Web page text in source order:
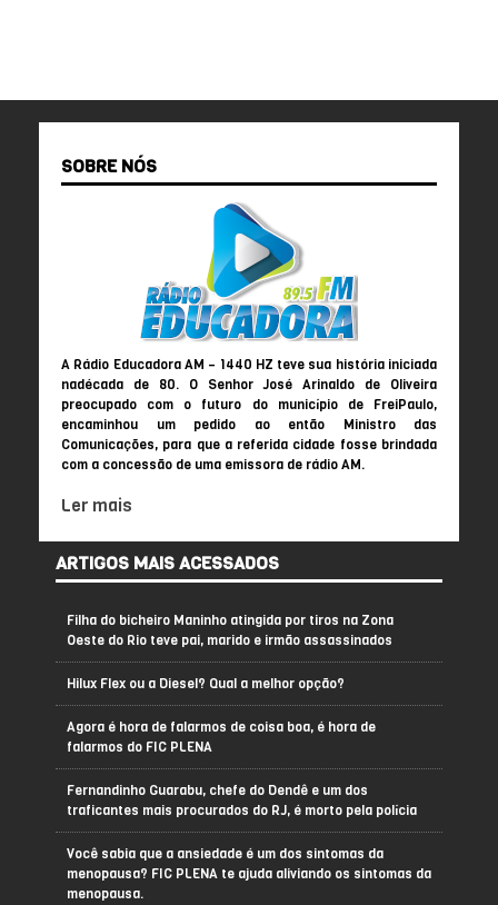
SOBRE NÓS
A Rádio Educadora AM – 1440 HZ teve sua história iniciada
nadécada de 80. O Senhor José Arinaldo de Oliveira
preocupado com o futuro do município de FreiPaulo,
encaminhou um pedido ao então Ministro das
Comunicações, para que a referida cidade fosse brindada
com a concessão de uma emissora de rádio AM.
Ler mais
ARTIGOS MAIS ACESSADOS
Filha do bicheiro Maninho atingida por tiros na Zona
Oeste do Rio teve pai, marido e irmão assassinados
Hilux Flex ou a Diesel? Qual a melhor opção?
Agora é hora de falarmos de coisa boa, é hora de
falarmos do FIC PLENA
Fernandinho Guarabu, chefe do Dendê e um dos
traficantes mais procurados do RJ, é morto pela polícia
Você sabia que a ansiedade é um dos sintomas da
menopausa? FIC PLENA te ajuda aliviando os sintomas da
menopausa.